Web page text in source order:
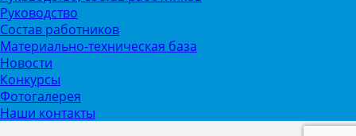
Руководство
Состав работников
Материально-техническая база
Новости
Конкурсы
Фотогалерея
Наши контакты